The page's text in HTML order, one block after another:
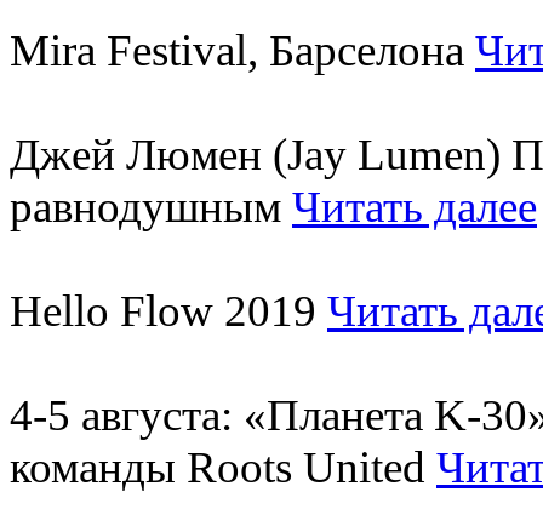
Mira Festival, Барселона
Джей Люмен (Jay Lumen)
равнодушным Читать далее
Hello Flow 2019 Читать
4-5 августа: «Планета K-
команды Roots United